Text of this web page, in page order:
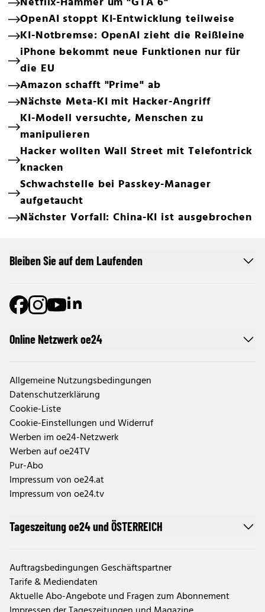
OpenAI stoppt KI-Entwicklung teilweise
KI-Notbremse: OpenAI zieht die Reißleine
iPhone bekommt neue Funktionen nur für
die EU
Amazon schafft "Prime" ab
Nächste Meta-KI mit Hacker-Angriff
KI-Modell versuchte, Menschen zu
manipulieren
Hacker wollten Wall Street mit Telefontrick
knacken
Schwachstelle bei Passkey-Manager
aufgetaucht
Nächster Vorfall: China-KI ist ausgebrochen
Online Netzwerk oe24
Allgemeine Nutzungsbedingungen
Datenschutzerklärung
Cookie-Liste
Cookie-Einstellungen und Widerruf
Werben im oe24-Netzwerk
Werben auf oe24TV
Pur-Abo
Impressum von oe24.at
Impressum von oe24.tv
Tageszeitung oe24 und ÖSTERREICH
Auftragsbedingungen Geschäftspartner
Tarife & Mediendaten
Aktuelle Abo-Angebote und Fragen zum Abonnement
Bleiben Sie auf dem Laufenden